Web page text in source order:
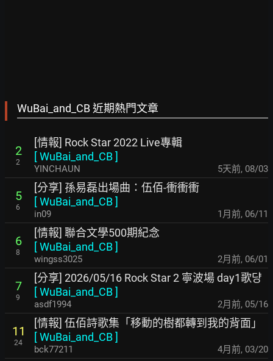
WuBai_and_CB 近期熱門文章
2
2
[情報] Rock Star 2022 Live專輯
[WuBai_and_CB]
YINCHAUN 5天前, 08/03
5
6
[分享] 孫易磊出場曲：伍佰-衝衝衝
[WuBai_and_CB]
in09 1月前, 06/11
6
8
[情報] 聯合文學500期紀念
[WuBai_and_CB]
wingss3025 2月前, 06/01
7
9
[分享] 2026/05/16 Rock Star 2 寧波場 day1歌댱
[WuBai_and_CB]
asdf1994 2月前, 05/16
11
24
[情報] 伍佰詩歌集「移動的樹都轉到我的背面」
[WuBai_and_CB]
bck77211 4月前, 03/20